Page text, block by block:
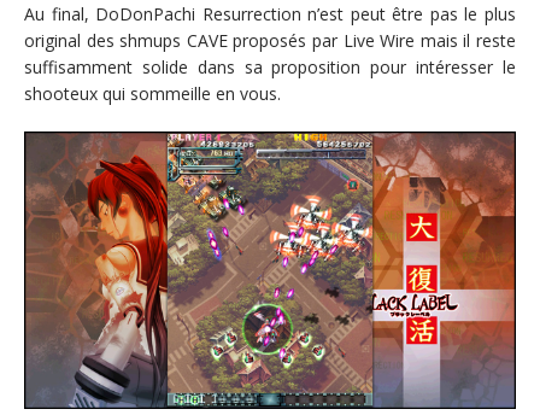
Au final, DoDonPachi Resurrection n’est peut être pas le plus
original des shmups CAVE proposés par Live Wire mais il reste
suffisamment solide dans sa proposition pour intéresser le
shooteux qui sommeille en vous.